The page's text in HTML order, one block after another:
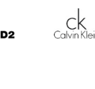
CALVIN KLEIN